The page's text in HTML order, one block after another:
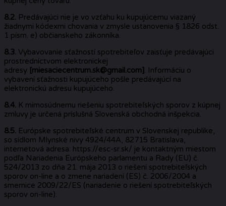
8.2. Predávajúci nie je vo vzťahu ku kupujúcemu viazaný
žiadnymi kódexmi chovania v zmysle ustanovenia § 1826 odst.
1 písm. e) občianskeho zákonníka.
8.3. Vybavovanie sťažností spotrebiteľov zaisťuje predávajúci
prostredníctvom elektronickej
adresy [miesaciecentrum.sk@gmail.com]. Informáciu o
vybavení sťažnosti kupujúceho pošle predávajúcí na
elektronickú adresu kupujúceho.
8.4. K mimosúdnemu riešeniu spotrebiteľských sporov z kúpnej
zmluvy je určená príslušná Slovenská obchodná inšpekcia.
8.5. Európske spotrebiteľské centrum v Slovenskej republike,
so sídlom Mlynské nivy 4924/44A, 82715 Bratislava,
internetová adresa: https://esc-sr.sk/ je kontaktným miestom
podľa Nariadenia Európskeho parlamentu a Rady (EU) č.
524/2013 zo dňa 21. mája 2013 o riešení spotrebiteľských
sporov on-line a o zmene nariadení (ES) č. 2006/2004 a
smernice 2009/22/ES (nariadenie o riešení spotrebiteľských
sporov on-line).